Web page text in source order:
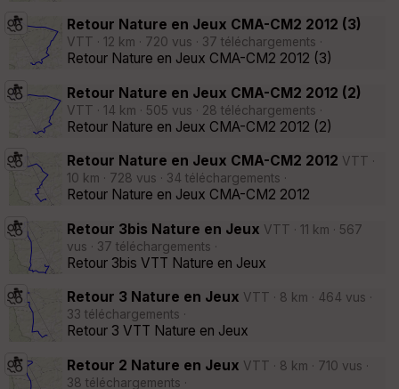
Retour Nature en Jeux CMA-CM2 2012 (3)
VTT · 12 km · 720 vus · 37 téléchargements ·
Retour Nature en Jeux CMA-CM2 2012 (3)
Retour Nature en Jeux CMA-CM2 2012 (2)
VTT · 14 km · 505 vus · 28 téléchargements ·
Retour Nature en Jeux CMA-CM2 2012 (2)
Retour Nature en Jeux CMA-CM2 2012 VTT ·
10 km · 728 vus · 34 téléchargements ·
Retour Nature en Jeux CMA-CM2 2012
Retour 3bis Nature en Jeux VTT · 11 km · 567
vus · 37 téléchargements ·
Retour 3bis VTT Nature en Jeux
Retour 3 Nature en Jeux VTT · 8 km · 464 vus ·
33 téléchargements ·
Retour 3 VTT Nature en Jeux
Retour 2 Nature en Jeux VTT · 8 km · 710 vus ·
38 téléchargements ·